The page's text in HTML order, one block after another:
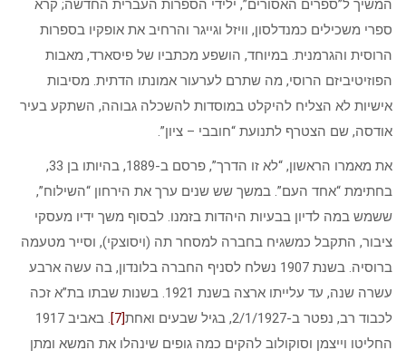
המשיך ל”ספרים האסורים”, ילידי הספרות העברית החדשה; קרא
ספרי משכילים כמנדלסון, וויזל וגייגר והרחיב את אופקיו בספרות
הרוסית והגרמנית. במיוחד, הושפע מכתביו של פיסארד, מאבות
הפוזיטיביזם הרוסי, מה שתרם לערעור אמונתו הדתית. מסיבות
אישיות לא הצליח להיקלט במוסדות להשכלה גבוהה, השתקע בעיר
אודסה, שם הצטרף לתנועת “חובבי – ציון”.
את מאמרו הראשון, “לא זו הדרך”, פרסם ב-1889, בהיותו בן 33,
בחתימת “אחד העם”. במשך שש שנים ערך את הירחון “השילוח”,
ששמש במה לדיון בבעיות היהדות בזמנו. לבסוף משך ידיו מעסקי
ציבור, התקבל כמשגיח בחברה למסחר תה (ויסוצקי), וסייר מטעמה
ברוסיה. בשנת 1907 נשלח לסניף החברה בלונדון, בה עשה ארבע
עשרה שנה, עד עלייתו ארצה בשנת 1921. בשנות שבתו בת”א זכה
לכבוד רב, נפטר ב-2/1/1927, בגיל שבעים ואחת
[7]
. באביב 1917
החליטו וייצמן וסוקולוב להקים כמה גופים שינהלו את המשא ומתן